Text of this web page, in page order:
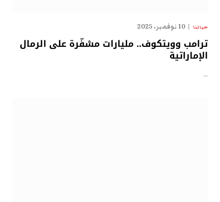
حياتنا 10 نوفمبر، 2025
ترامب وويتكوف.. مليارات مشفّرة على الرمال
الإماراتية
…